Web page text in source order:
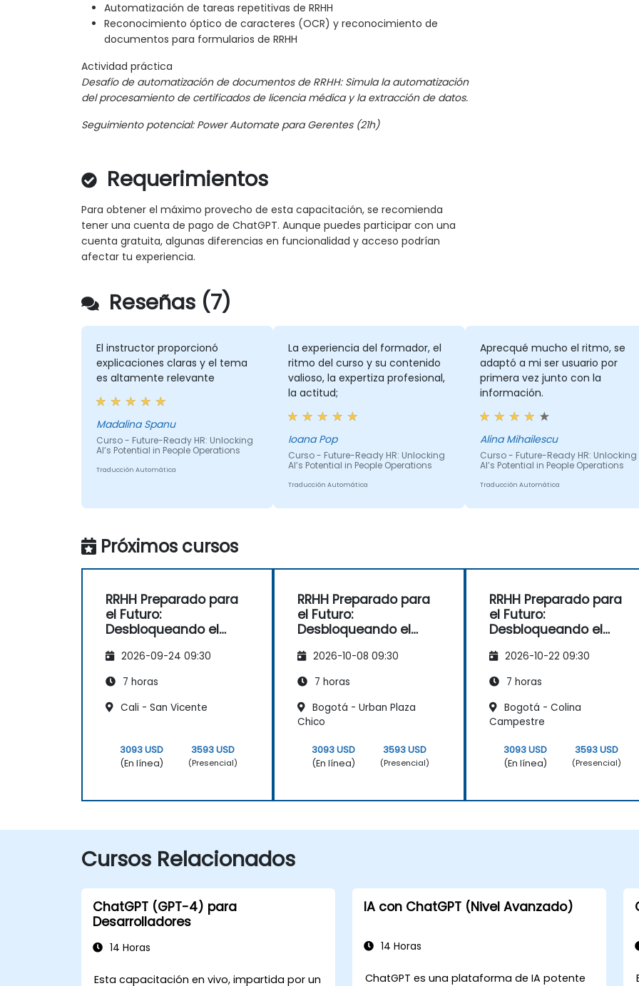
Automatización de tareas repetitivas de RRHH
Reconocimiento óptico de caracteres (OCR) y reconocimiento de
documentos para formularios de RRHH
Actividad práctica
Desafío de automatización de documentos de RRHH: Simula la automatización
del procesamiento de certificados de licencia médica y la extracción de datos.
Seguimiento potencial: Power Automate para Gerentes (21h)
Requerimientos
Para obtener el máximo provecho de esta capacitación, se recomienda
tener una cuenta de pago de ChatGPT. Aunque puedes participar con una
cuenta gratuita, algunas diferencias en funcionalidad y acceso podrían
afectar tu experiencia.
Reseñas (7)
El instructor proporcionó
explicaciones claras y el tema
es altamente relevante
Madalina Spanu
Curso - Future-Ready HR: Unlocking
AI’s Potential in People Operations
Traducción Automática
La experiencia del formador, el
ritmo del curso y su contenido
valioso, la expertiza profesional,
la actitud;
Ioana Pop
Curso - Future-Ready HR: Unlocking
AI’s Potential in People Operations
Traducción Automática
Aprecqué mucho el ritmo, se
adaptó a mi ser usuario por
primera vez junto con la
información.
Alina Mihailescu
Curso - Future-Ready HR: Unlocking
AI’s Potential in People Operations
Traducción Automática
Próximos cursos
RRHH Preparado para
el Futuro:
Desbloqueando el
las Operaciones de
Personas
2026-09-24 09:30
7 horas
Cali - San Vicente
3093 USD
(En línea)
3593 USD
(Presencial)
RRHH Preparado para
el Futuro:
Desbloqueando el
las Operaciones de
Personas
2026-10-08 09:30
7 horas
Bogotá - Urban Plaza
Chico
3093 USD
(En línea)
3593 USD
(Presencial)
RRHH Preparado para
el Futuro:
Desbloqueando el
las Operaciones de
Personas
2026-10-22 09:30
7 horas
Bogotá - Colina
Campestre
3093 USD
(En línea)
3593 USD
(Presencial)
Cursos Relacionados
ChatGPT (GPT-4) para
Desarrolladores
14 Horas
Esta capacitación en vivo, impartida por un
IA con ChatGPT (Nivel Avanzado)
14 Horas
ChatGPT es una plataforma de IA potente